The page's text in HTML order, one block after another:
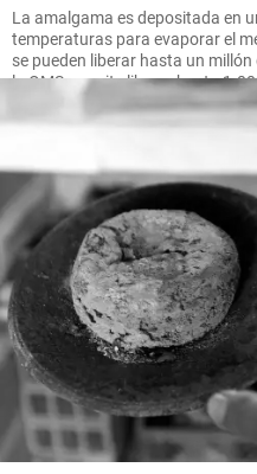
La amalgama es depositada en
temperaturas para evaporar el
se pueden liberar hasta un
la OMS permite liberar hasta